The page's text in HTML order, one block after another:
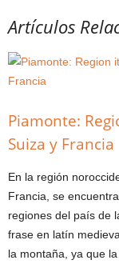
Artículos
Piamonte:
Suiza y Francia
En la región
Francia, se
regiones del país de
frase en latín
la montaña, ya que